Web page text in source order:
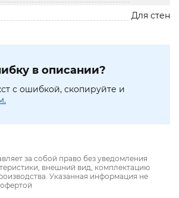
Для стен
в описании?
с ошибкой, скопируйте и
за собой право без уведомления
внешний вид, комплектацию
Указанная информация не